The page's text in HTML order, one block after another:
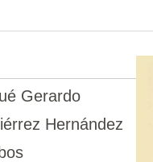
Gerardo
Hernández